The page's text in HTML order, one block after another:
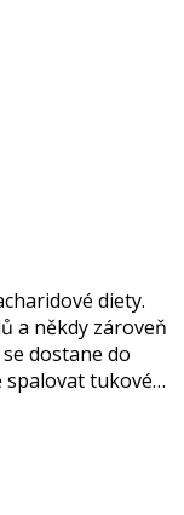
diety.
a někdy zároveň
dostane do
spalovat tukové
pro